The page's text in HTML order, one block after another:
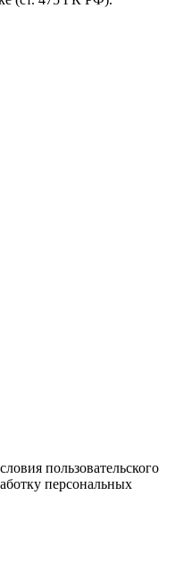
пользовательского
персональных